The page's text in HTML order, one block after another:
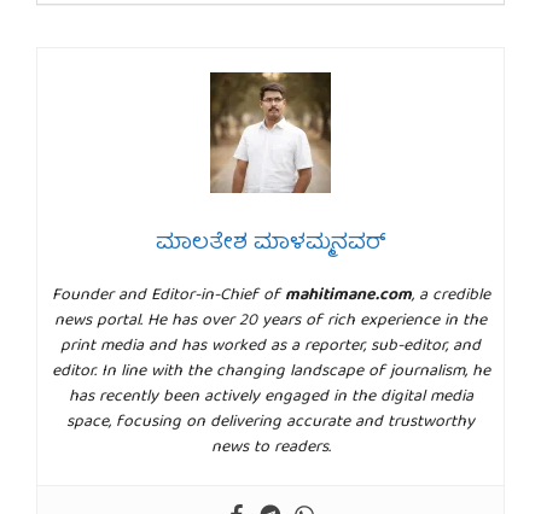
ಮಾಲತೇಶ ಮಾಳಮ್ಮನವರ್
Founder and Editor-in-Chief ofmahitimane.com, a credible
news portal. He has over 20 years of rich experience in the
print media and has worked as a reporter, sub-editor, and
editor. In line with the changing landscape of journalism, he
has recently been actively engaged in the digital media
space, focusing on delivering accurate and trustworthy
news to readers.